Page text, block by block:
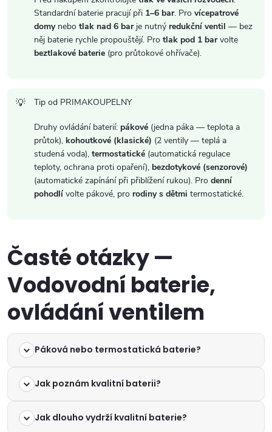
Standardní baterie pracují při 1–6 bar. Pro vícepatrové
domynebo tlak nad 6 barje nutný redukční ventil — bez
něj baterie rychle propouštějí. Pro tlak pod 1 barvolte
beztlakové baterie (pro průtokové ohřívače).
Tip od PRIMAKOUPELNY
Druhy ovládání baterií: pákové (jedna páka — teplota a
průtok), kohoutkové (klasické) (2 ventily — teplá a
studená voda), termostatické (automatická regulace
teploty, ochrana proti opaření), bezdotykové (senzorové)
(automatické zapínání při přiblížení rukou). Pro denní
pohodlí volte pákové, pro rodiny s dětmi termostatické.
Časté otázky —
Vodovodní baterie,
ovládání ventilem
Páková nebo termostatická baterie?
Jak poznám kvalitní baterii?
Jak dlouho vydrží kvalitní baterie?